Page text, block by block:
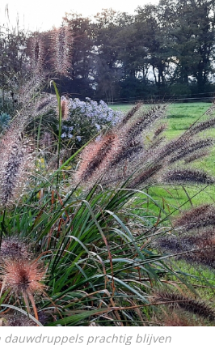
dauwdruppels prachtig blijven